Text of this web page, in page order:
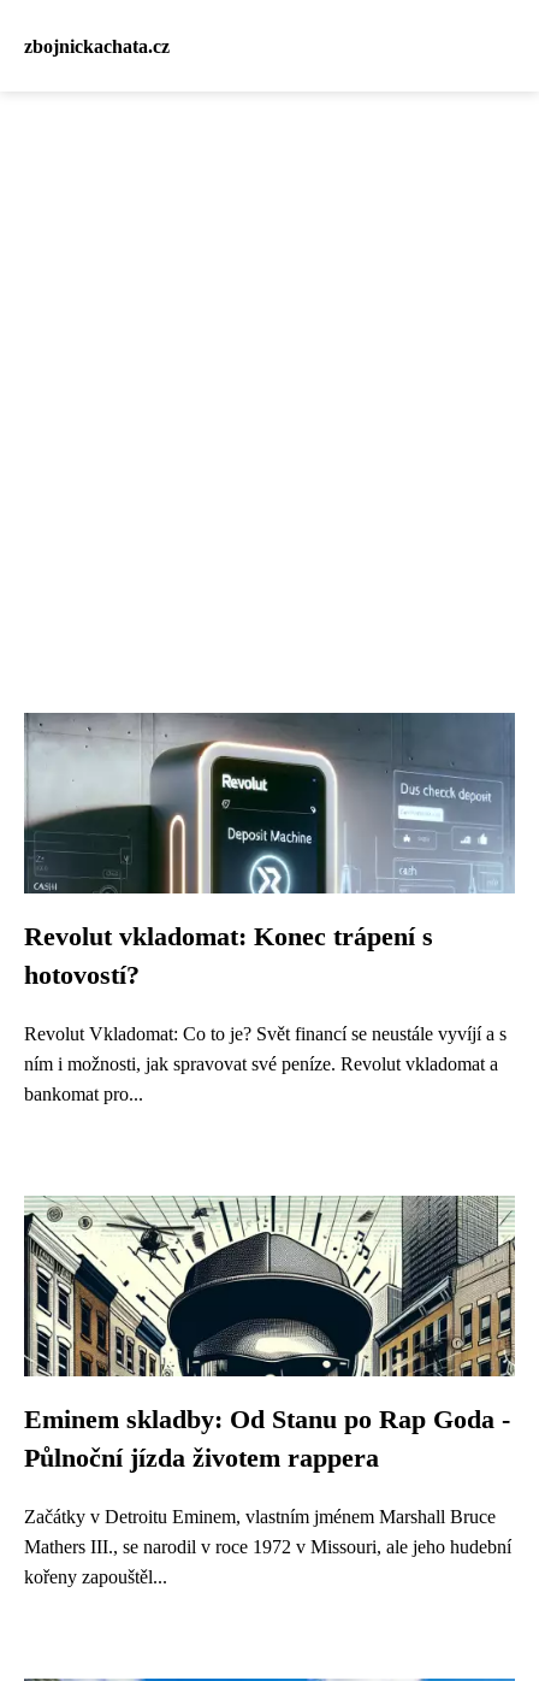
zbojnickachata.cz
Revolut vkladomat: Konec trápení s
hotovostí?
Revolut Vkladomat: Co to je? Svět financí se neustále vyvíjí a s
ním i možnosti, jak spravovat své peníze. Revolut vkladomat a
bankomat pro...
Eminem skladby: Od Stanu po Rap Goda -
Půlnoční jízda životem rappera
Začátky v Detroitu Eminem, vlastním jménem Marshall Bruce
Mathers III., se narodil v roce 1972 v Missouri, ale jeho hudební
kořeny zapouštěl...